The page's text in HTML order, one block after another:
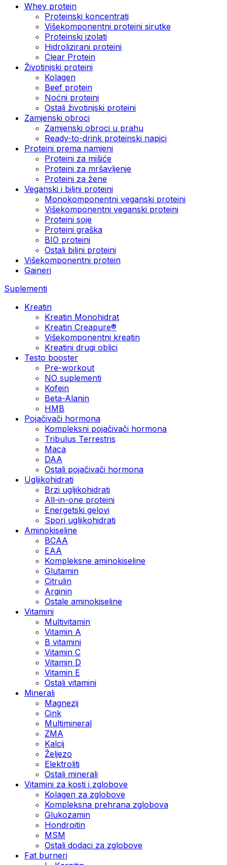
Whey protein
Proteinski koncentrati
Višekomponentni proteini sirutke
Proteinski izolati
Hidrolizirani proteini
Clear Protein
Životinjski proteini
Kolagen
Beef protein
Noćni proteini
Ostali životinjski proteini
Zamjenski obroci
Zamjenski obroci u prahu
Ready-to-drink proteinski napici
Proteini prema namjeni
Proteini za mišiće
Proteini za mršavljenje
Proteini za žene
Veganski i biljni proteini
Monokomponentni veganski proteini
Višekomponentni veganski proteini
Proteini soje
Proteini graška
BIO proteini
Ostali biljni proteini
Višekomponentni protein
Gaineri
Suplementi
Kreatin
Kreatin Monohidrat
Kreatin Creapure®
Višekomponentni kreatin
Kreatini drugi oblici
Testo booster
Pre-workout
NO suplementi
Kofein
Beta-Alanin
HMB
Pojačivači hormona
Kompleksni pojačivači hormona
Tribulus Terrestris
Maca
DAA
Ostali pojačivači hormona
Ugljikohidrati
Brzi ugljikohidrati
All-in-one proteini
Energetski gelovi
Spori ugljikohidrati
Aminokiseline
BCAA
EAA
Kompleksne aminokiseline
Glutamin
Citrulin
Arginin
Ostale aminokiseline
Vitamini
Multivitamin
Vitamin A
B vitamini
Vitamin C
Vitamin D
Vitamin E
Ostali vitamini
Minerali
Magnezij
Cink
Multimineral
ZMA
Kalcij
Željezo
Elektroliti
Ostali minerali
Vitamini za kosti i zglobove
Kolagen za zglobove
Kompleksna prehrana zglobova
Glukozamin
Hondroitin
MSM
Ostali dodaci za zglobove
Fat burneri